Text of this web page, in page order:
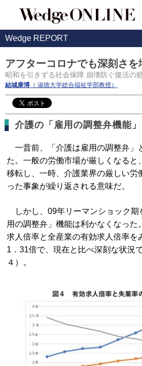
Wedge REPORT
アフターコロナでも深刻さを
昭和を引きずる社会保障 崩壊防ぐ復活の
結城康博 （ 淑徳大学総合福祉学部教授）
介護の「雇用の調整弁機能
一昔前、「介護は雇用の調整弁」
た。一般の労働市場が厳しくなると
移転し、一時、介護業界の厳しい労
った事象が繰り返される意味だ。
しかし、09年リーマンショック期
用の調整弁」機能は利かなくなった
求人倍率と全産業の有効求人倍率を
1．31倍で、現在と比べ深刻な状況
４）。